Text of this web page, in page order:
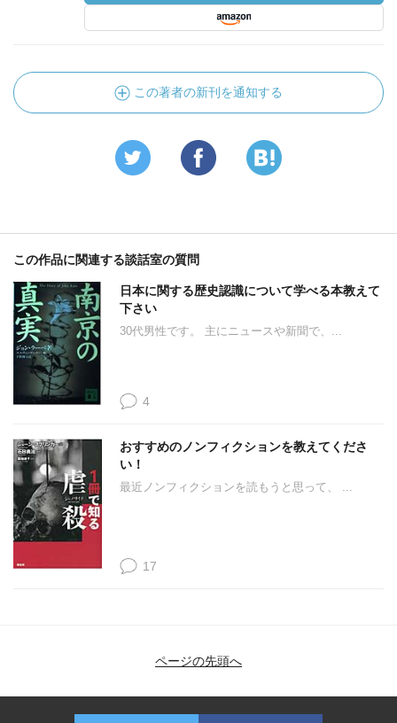
この著者の新刊を通知する
この作品に関連する談話室の質問
日本に関する歴史認識について学べる本教えて
下さい
30代男性です。 主にニュースや新聞で、...
4
おすすめのノンフィクションを教えてくださ
い！
最近ノンフィクションを読もうと思って、 ...
17
ページの先頭へ